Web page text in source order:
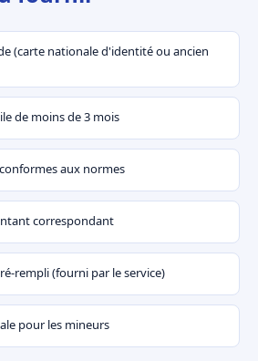
(carte nationale d'identité ou ancien
de moins de 3 mois
aux normes
correspondant
rempli (fourni par le service)
pour les mineurs